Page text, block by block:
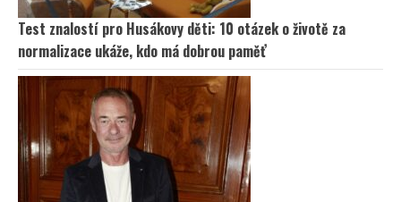
Test znalostí pro Husákovy děti: 10 otázek o životě za
normalizace ukáže, kdo má dobrou paměť